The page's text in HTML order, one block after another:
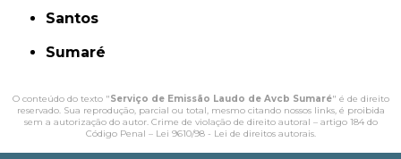
Santos
Sumaré
O conteúdo do texto "Serviço de Emissão Laudo de Avcb Sumaré" é de direito
reservado. Sua reprodução, parcial ou total, mesmo citando nossos links, é proibida
sem a autorização do autor. Crime de violação de direito autoral – artigo 184 do
Código Penal – Lei 9610/98 - Lei de direitos autorais.